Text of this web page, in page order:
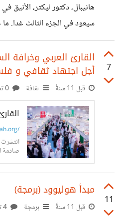
عشر على بنائها لأنه على
مغالية" صعبة الاستخدام في كل
يمكنهم قط نظرا لإعجازها،
هانيبال، دكتور ليكتر، الأنيق
سيعود في الجزء الثالث غدا.
7
القارئ العربي
أجل اجتهاد ثقافي و
قبل 11 سنةً ثقافة
صادمة
معدل
11
مبدأ هوليوود (برمجة)
قبل 11 سنةً برمجة